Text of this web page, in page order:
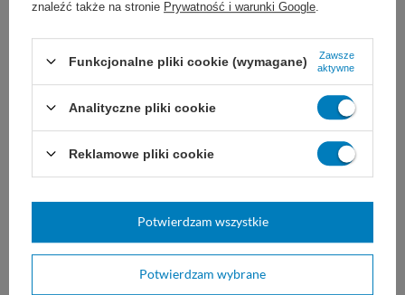
Posiada wszelkie wymagane certyfikaty:
znaleźć także na stronie Prywatność i warunki Google
Funkcjonalne pliki cookie (wymagane)
Zawsze
aktywne
Analityczne pliki cookie
Reklamowe pliki cookie
Potwierdzam wybrane
Potwierdzam wszystkie